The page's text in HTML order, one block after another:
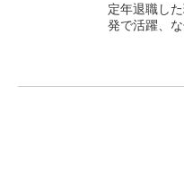
定年退職し
発で活躍、な